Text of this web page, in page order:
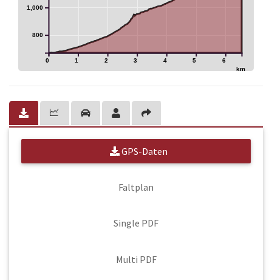
0 1 2 3 4 5 6
km
800
1,000
GPS-Daten
Faltplan
Single PDF
Multi PDF